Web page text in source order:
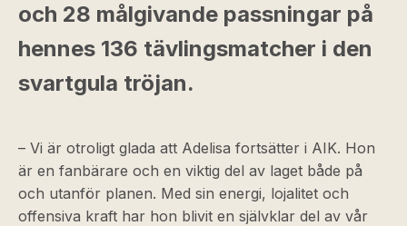
och 28 målgivande passningar på
hennes 136 tävlingsmatcher i den
svartgula tröjan.
– Vi är otroligt glada att Adelisa fortsätter i AIK. Hon
är en fanbärare och en viktig del av laget både på
och utanför planen. Med sin energi, lojalitet och
offensiva kraft har hon blivit en självklar del av vår